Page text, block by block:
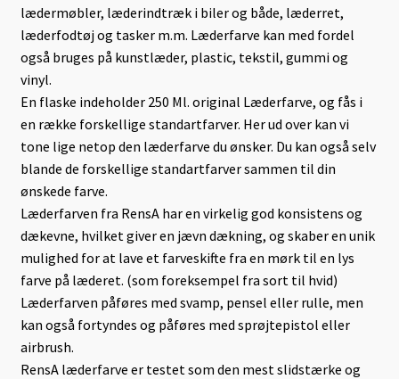
Kurv
lædermøbler, læderindtræk i biler og både, læderret,
læderfodtøj og tasker m.m. Læderfarve kan med fordel
også bruges på kunstlæder, plastic, tekstil, gummi og
vinyl.
En flaske indeholder 250 Ml. original Læderfarve, og fås i
en række forskellige standartfarver. Her ud over kan vi
tone lige netop den læderfarve du ønsker. Du kan også selv
blande de forskellige standartfarver sammen til din
ønskede farve.
Læderfarven fra RensA har en virkelig god konsistens og
dækevne, hvilket giver en jævn dækning, og skaber en unik
mulighed for at lave et farveskifte fra en mørk til en lys
farve på læderet. (som foreksempel fra sort til hvid)
Læderfarven påføres med svamp, pensel eller rulle, men
kan også fortyndes og påføres med sprøjtepistol eller
airbrush.
RensA læderfarve er testet som den mest slidstærke og